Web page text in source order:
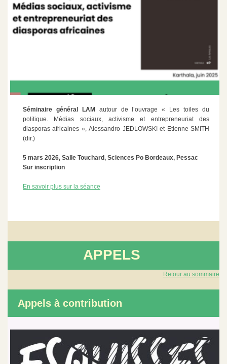
Séminaire général LAM autour de l’ouvrage « Les toiles du
politique. Médias sociaux, activisme et entrepreneuriat des
diasporas africaines », Alessandro JEDLOWSKI et Etienne SMITH
(dir.)
5 mars 2026, Salle Touchard, Sciences Po Bordeaux, Pessac
Sur inscription
En savoir plus sur la séance
APPELS
Retour au sommaire
Appels à contribution